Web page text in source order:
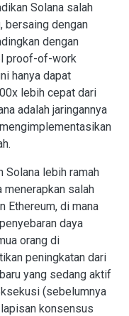
Solana salah
bersaing dengan
dengan
proof-of-work
hanya dapat
lebih cepat dari
adalah jaringannya
Solana lebih ramah
menerapkan salah
Ethereum, di mana
daya
orang di
peningkatan dari
yang sedang aktif
(sebelumnya
konsensus